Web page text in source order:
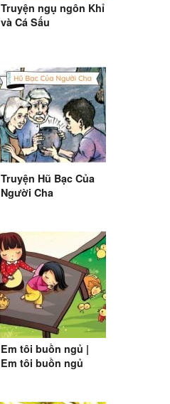
Truyện ngụ ngôn Khỉ
và Cá Sấu
Truyện Hũ Bạc Của
Người Cha
Em tôi buồn ngủ |
Em tôi buồn ngủ